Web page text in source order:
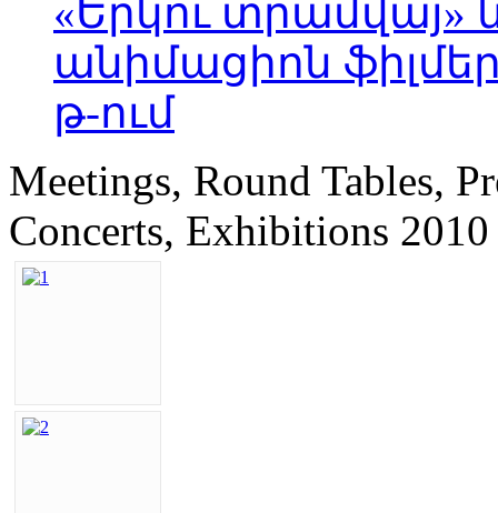
«Երկու տրամվայ»
անիմացիոն
թ-ում
Meetings, Round Tables,
Concerts, Exhibitions 2010